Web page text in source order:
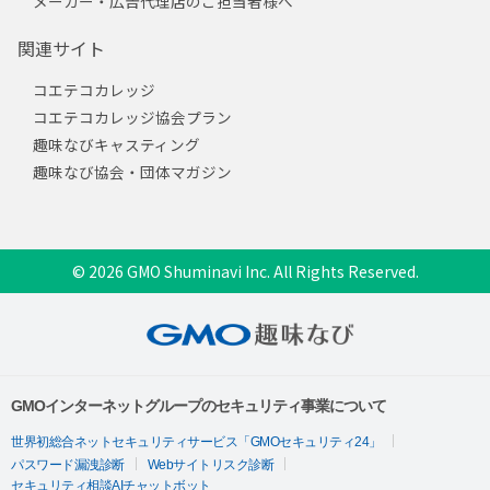
関連サイト
コエテコカレッジ
コエテコカレッジ協会プラン
趣味なびキャスティング
趣味なび協会・団体マガジン
© 2026 GMO Shuminavi Inc. All Rights Reserved.